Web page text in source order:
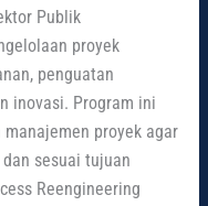
Publik
proyek
penguatan
inovasi. Program ini
proyek agar
sesuai tujuan
Reengineering